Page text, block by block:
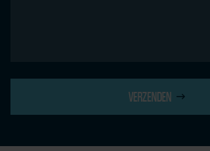
VERZENDEN